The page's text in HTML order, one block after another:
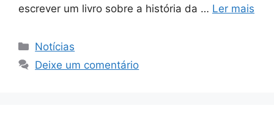
escrever um livro sobre a história da … Ler mais
Notícias
Deixe um comentário